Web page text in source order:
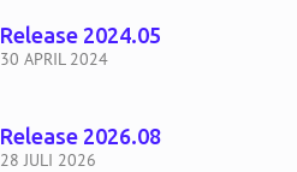
30 APRIL 2024
Release 2024.05
28 JULI 2026
Release 2026.08